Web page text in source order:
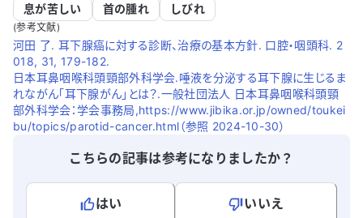
息が苦しい 首の腫れ しびれ
(参考文献)
河田 了. 耳下腺癌に対する診断、治療の基本方針. 口腔・咽頭科. 2
018, 31, 179-182.
日本耳鼻咽喉科頭頸部外科学会.唾液を分泌する耳下腺に生じるま
れながん「耳下腺がん」とは？.一般社団法人 日本耳鼻咽喉科頭頸
部外科学会：学会事務局,https://www.jibika.or.jp/owned/toukei
bu/topics/parotid-cancer.html（参照 2024-10-30）
こちらの記事は参考になりましたか？
はい
いいえ